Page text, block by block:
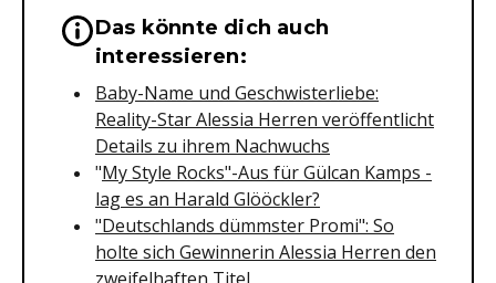
Wichtige Hinweise &
Das könnte dich auch
interessieren:
Baby-Name und Geschwisterliebe:
Reality-Star Alessia Herren veröffentlicht
Details zu ihrem Nachwuchs
"My Style Rocks"-Aus für Gülcan Kamps -
lag es an Harald Glööckler?
"Deutschlands dümmster Promi": So
holte sich Gewinnerin Alessia Herren den